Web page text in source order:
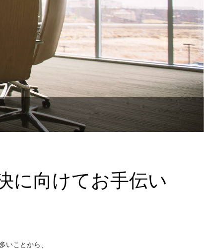
に向けてお手伝い
いことから、